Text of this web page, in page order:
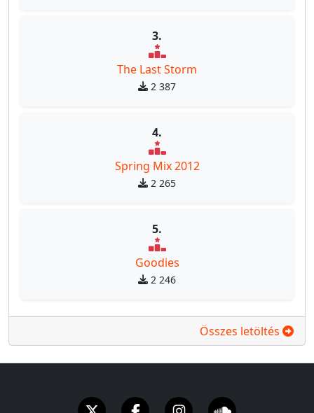
3.
The Last Storm
2 387
4.
Spring Mix 2012
2 265
5.
Goodies
2 246
Összes letöltés